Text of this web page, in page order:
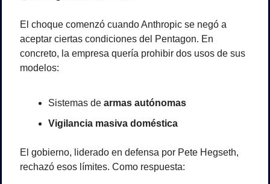
El choque comenzó cuando Anthropic se negó a
aceptar ciertas condiciones del Pentagon. En
concreto, la empresa quería prohibir dos usos de sus
modelos:
Sistemas de armas autónomas
Vigilancia masiva doméstica
El gobierno, liderado en defensa por Pete Hegseth,
rechazó esos límites. Como respuesta: